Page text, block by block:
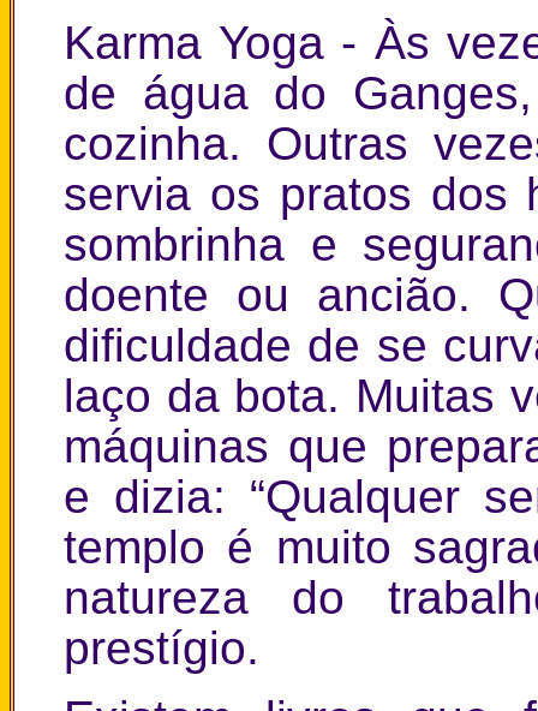
Karma Yoga - Às
de água do
cozinha. Outras
servia os pratos dos
sombrinha e
doente ou ancião.
dificuldade de se
laço da bota. Muitas
máquinas que
e dizia: “Qualquer
templo é muito
natureza do
prestígio.